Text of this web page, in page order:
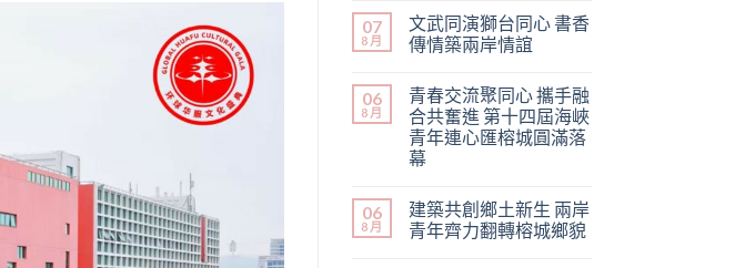
07
8 月
文武同演獅台同心 書香
傳情築兩岸情誼
06
8 月
青春交流聚同心 攜手融
合共奮進 第十四屆海峽
青年連心匯榕城圓滿落
幕
06
8 月
建築共創鄉土新生 兩岸
青年齊力翻轉榕城鄉貌